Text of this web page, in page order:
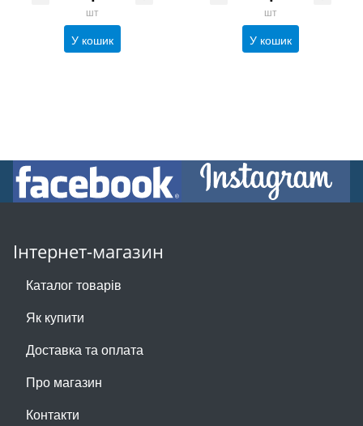
шт
У кошик
шт
У кошик
Інтернет-магазин
Каталог товарів
Як купити
Доставка та оплата
Про магазин
Контакти